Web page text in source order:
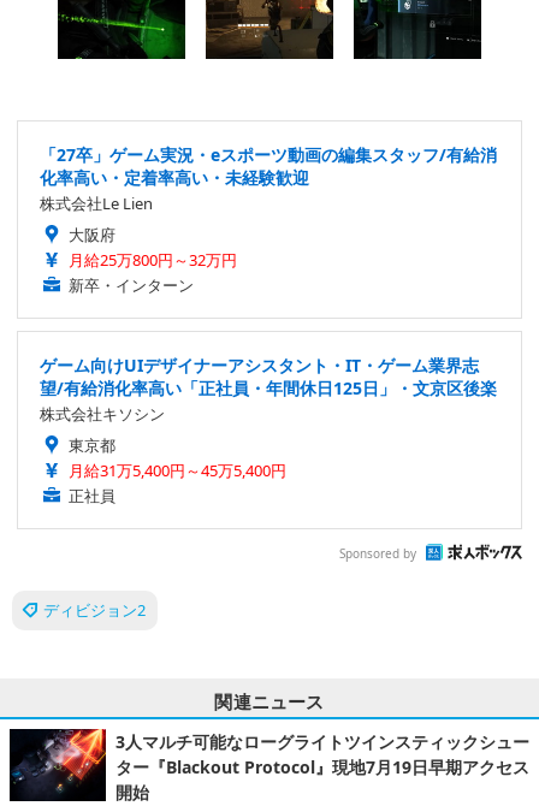
「27卒」ゲーム実況・eスポーツ動画の編集スタッフ/有給消
化率高い・定着率高い・未経験歓迎
株式会社Le Lien
大阪府
月給25万800円～32万円
新卒・インターン
ゲーム向けUIデザイナーアシスタント・IT・ゲーム業界志
望/有給消化率高い「正社員・年間休日125日」・文京区後楽
株式会社キソシン
東京都
月給31万5,400円～45万5,400円
正社員
Sponsored by
ディビジョン2
関連ニュース
3人マルチ可能なローグライトツインスティックシュー
ター『Blackout Protocol』現地7月19日早期アクセス
開始